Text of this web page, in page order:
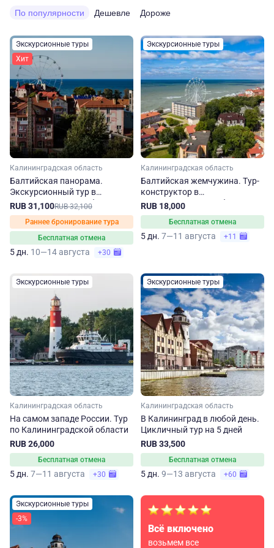
По популярности Дешевле Дороже
Экскурсионные туры
Хит
Калининградская область
Балтийская панорама.
Экскурсионный тур в
Калининградскую область
RUB 31,100RUB 32,100
Раннее бронирование тура
Бесплатная отмена
5 дн. 10—14 августа +30
Экскурсионные туры
Калининградская область
Балтийская жемчужина. Тур-
конструктор в
Калининградскую область
RUB 18,000
Бесплатная отмена
5 дн. 7—11 августа +11
Экскурсионные туры
Калининградская область
На самом западе России. Тур
по Калининградской области
RUB 26,000
Бесплатная отмена
5 дн. 7—11 августа +30
Экскурсионные туры
Калининградская область
В Калининград в любой день.
Цикличный тур на 5 дней
RUB 33,500
Бесплатная отмена
5 дн. 9—13 августа +60
Экскурсионные туры
-3%
Всё включено
возьмем все